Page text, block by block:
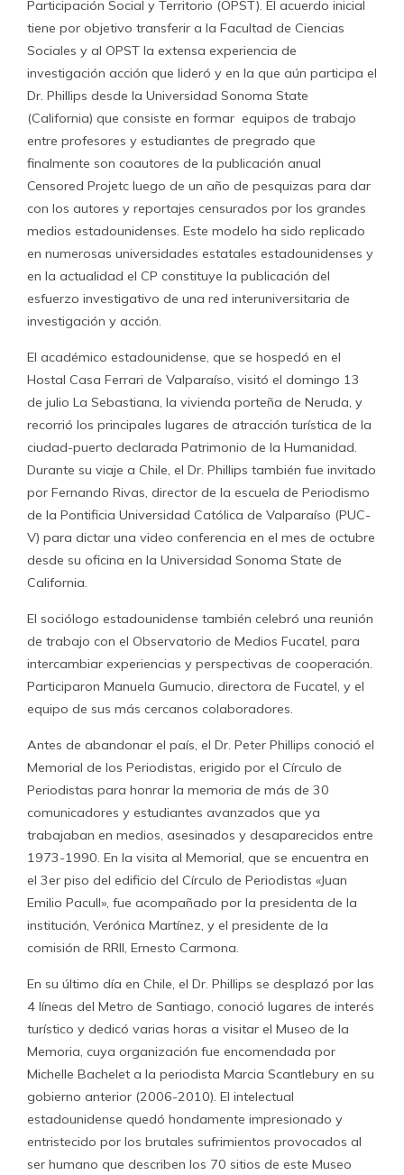
Participación Social y Territorio (OPST). El acuerdo inicial
tiene por objetivo transferir a la Facultad de Ciencias
Sociales y al OPST la extensa experiencia de
investigación acción que lideró y en la que aún participa el
Dr. Phillips desde la Universidad Sonoma State
(California) que consiste en formar equipos de trabajo
entre profesores y estudiantes de pregrado que
finalmente son coautores de la publicación anual
Censored Projetc luego de un año de pesquizas para dar
con los autores y reportajes censurados por los grandes
medios estadounidenses. Este modelo ha sido replicado
en numerosas universidades estatales estadounidenses y
en la actualidad el CP constituye la publicación del
esfuerzo investigativo de una red interuniversitaria de
investigación y acción.
El académico estadounidense, que se hospedó en el
Hostal Casa Ferrari de Valparaíso, visitó el domingo 13
de julio La Sebastiana, la vivienda porteña de Neruda, y
recorrió los principales lugares de atracción turística de la
ciudad-puerto declarada Patrimonio de la Humanidad.
Durante su viaje a Chile, el Dr. Phillips también fue invitado
por Fernando Rivas, director de la escuela de Periodismo
de la Pontificia Universidad Católica de Valparaíso (PUC-
V) para dictar una video conferencia en el mes de octubre
desde su oficina en la Universidad Sonoma State de
California.
El sociólogo estadounidense también celebró una reunión
de trabajo con el Observatorio de Medios Fucatel, para
intercambiar experiencias y perspectivas de cooperación.
Participaron Manuela Gumucio, directora de Fucatel, y el
equipo de sus más cercanos colaboradores.
Antes de abandonar el país, el Dr. Peter Phillips conoció el
Memorial de los Periodistas, erigido por el Círculo de
Periodistas para honrar la memoria de más de 30
comunicadores y estudiantes avanzados que ya
trabajaban en medios, asesinados y desaparecidos entre
1973-1990. En la visita al Memorial, que se encuentra en
el 3er piso del edificio del Círculo de Periodistas «Juan
Emilio Pacull», fue acompañado por la presidenta de la
institución, Verónica Martínez, y el presidente de la
comisión de RRII, Ernesto Carmona.
En su último día en Chile, el Dr. Phillips se desplazó por las
4 líneas del Metro de Santiago, conoció lugares de interés
turístico y dedicó varias horas a visitar el Museo de la
Memoria, cuya organización fue encomendada por
Michelle Bachelet a la periodista Marcia Scantlebury en su
gobierno anterior (2006-2010). El intelectual
estadounidense quedó hondamente impresionado y
entristecido por los brutales sufrimientos provocados al
ser humano que describen los 70 sitios de este Museo